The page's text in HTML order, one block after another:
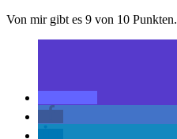
Von mir gibt es 9 von 10 Punkten.